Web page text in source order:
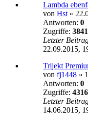
Lambda
von Hst »
Antworten: 0
Zugriffe:
Letzter
22.09.2015,
Trijekt
von fj1448 »
Antworten: 0
Zugriffe:
Letzter
14.06.2015,